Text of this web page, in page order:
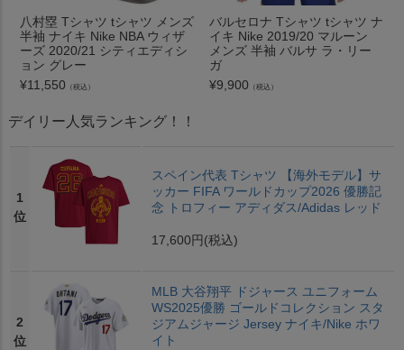
八村塁 Tシャツ tシャツ メンズ
半袖 ナイキ Nike NBA ウィザ
ーズ 2020/21 シティエディシ
ョン グレー
¥11,550 （税込）
バルセロナ Tシャツ tシャツ ナ
イキ Nike 2019/20 マルーン
メンズ 半袖 バルサ ラ・リー
ガ
¥9,900 （税込）
デイリー人気ランキング！！
1
位
スペイン代表 Tシャツ 【海外モデル】サ
ッカー FIFA ワールドカップ2026 優勝記
念 トロフィー アディダス/Adidas レッド
17,600円 (税込)
2
位
MLB 大谷翔平 ドジャース ユニフォーム
WS2025優勝 ゴールドコレクション スタ
ジアムジャージ Jersey ナイキ/Nike ホワ
イト